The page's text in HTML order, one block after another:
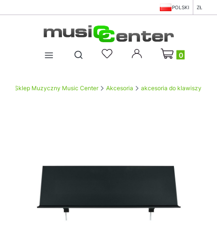
POLSKI ZŁ
Otwórz wyszukiwarkę
Produkty w
Sklep Muzyczny Music Center Akcesoria akcesoria do klawiszy